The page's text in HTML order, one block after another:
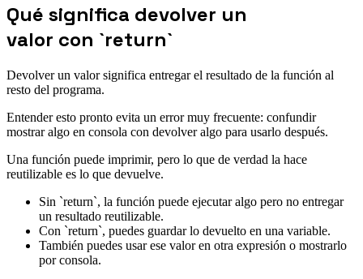
Qué significa devolver un
valor con `return`
Devolver un valor significa entregar el resultado de la función al
resto del programa.
Entender esto pronto evita un error muy frecuente: confundir
mostrar algo en consola con devolver algo para usarlo después.
Una función puede imprimir, pero lo que de verdad la hace
reutilizable es lo que devuelve.
Sin `return`, la función puede ejecutar algo pero no entregar
un resultado reutilizable.
Con `return`, puedes guardar lo devuelto en una variable.
También puedes usar ese valor en otra expresión o mostrarlo
por consola.